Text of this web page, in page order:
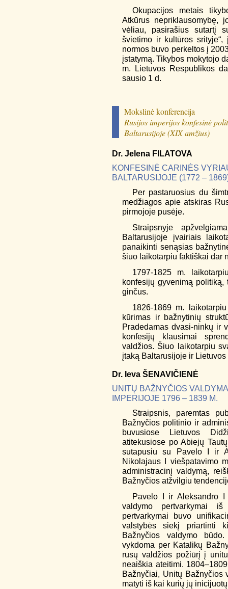
Okupacijos metais
Atkūrus nepriklausomybę,
vėliau, pasirašius sutartį
švietimo ir kultūros srityje“,
normos buvo perkeltos į
įstatymą. Tikybos mokytojo
m. Lietuvos Respublikos
sausio 1 d.
Mokslinė konferencija
Rusijos imperijos konfesinė
Baltarusijoje (XIX amžius)
Dr. Jelena FILATOVA
KONFESINĖ CARINĖS
BALTARUSIJOJE (1772 –
Per pastaruosius du
medžiagos apie atskiras
pirmojoje pusėje.
Straipsnyje
Baltarusijoje įvairiais
panaikinti senąsias
šiuo laikotarpiu faktiškai dar
1797-1825 m.
konfesijų gyvenimą
ginčus.
1826-1869 m.
kūrimas ir bažnytinių
Pradedamas dvasi-ninkų ir
konfesijų klausimai
valdžios. Šiuo laikotarpiu
įtaką Baltarusijoje ir
Dr. Ieva ŠENAVIČIENĖ
UNITŲ BAŽNYČIOS
IMPERIJOJE 1796 – 1839 M.
Straipsnis, paremtas
Bažnyčios politinio ir
buvusiose Lietuvos
atitekusiose po Abiejų
sutapusiu su Pavelo I ir
Nikolajaus I viešpatavimo
administracinį valdymą,
Bažnyčios atžvilgiu
Pavelo I ir Aleksandro I
valdymo pertvarkymai
pertvarkymai buvo
valstybės siekį priartinti
Bažnyčios valdymo
vykdoma per Katalikų
rusų valdžios požiūrį į
neaiškia ateitimi.
Bažnyčiai, Unitų Bažnyčios
matyti iš kai kurių jų